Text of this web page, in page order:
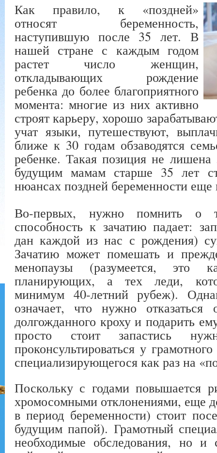
Как правило, к «поздней»
относят беременность,
наступившую после 35 лет. В
нашей стране с каждым годом
растет число женщин,
откладывающих рождение
ребенка до более благоприятного
момента: многие из них активно
строят карьеру, хорошо
учат языки, путешествуют,
ближе к 30 годам обзаводятся
ребенке. Такая позиция не лишена
будущим мамам старше 35 лет
нюансах поздней беременности еще
Во-первых, нужно помнить о
способность к зачатию падает:
дан каждой из нас с рождения)
Зачатию может помешать и
менопаузы (разумеется, это
планирующих, а тех леди,
минимум 40-летний рубеж).
означает, что нужно
долгожданного кроху и подарить
просто стоит запастись
проконсультироваться у
специализирующегося как раз на
Поскольку с годами повышается
хромосомными отклонениями, еще
в период беременности) стоит
будущим папой). Грамотный
необходимые обследования, но и